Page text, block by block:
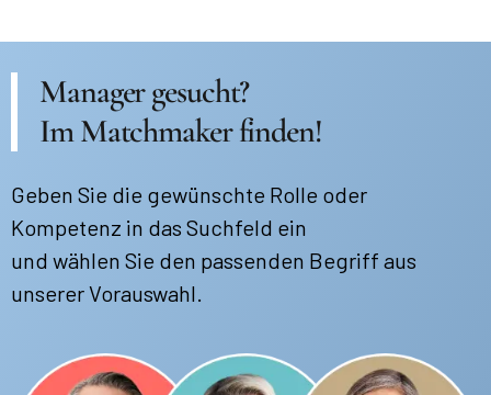
Manager gesucht?
Im Matchmaker finden!
Geben Sie die gewünschte Rolle oder
Kompetenz in das Suchfeld ein
und wählen Sie den passenden Begriff aus
unserer Vorauswahl.